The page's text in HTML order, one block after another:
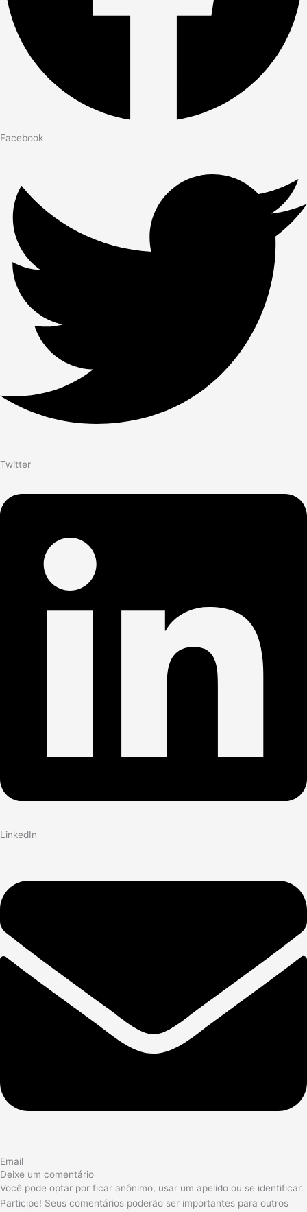
Facebook
Twitter
LinkedIn
Email
Deixe um comentário
Você pode optar por ficar anônimo, usar um apelido ou se identificar.
Participe! Seus comentários poderão ser importantes para outros